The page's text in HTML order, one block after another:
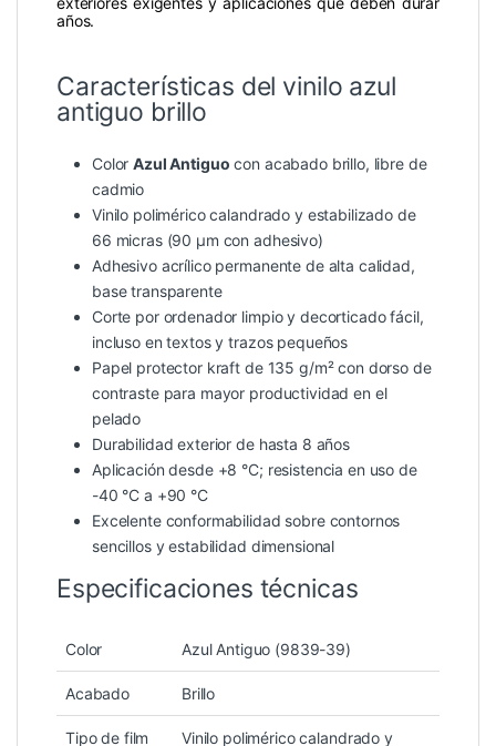
años.
Características del vinilo azul
antiguo brillo
ColorAzul Antiguo con acabado brillo, libre de
cadmio
Vinilo polimérico calandrado y estabilizado de
66 micras (90 µm con adhesivo)
Adhesivo acrílico permanente de alta calidad,
base transparente
Corte por ordenador limpio y decorticado fácil,
incluso en textos y trazos pequeños
Papel protector kraft de 135 g/m² con dorso de
contraste para mayor productividad en el
pelado
Durabilidad exterior de hasta 8 años
Aplicación desde +8 °C; resistencia en uso de
-40 °C a +90 °C
Excelente conformabilidad sobre contornos
sencillos y estabilidad dimensional
Especificaciones técnicas
Color Azul Antiguo (9839-39)
Acabado Brillo
Tipo de film Vinilo polimérico calandrado y